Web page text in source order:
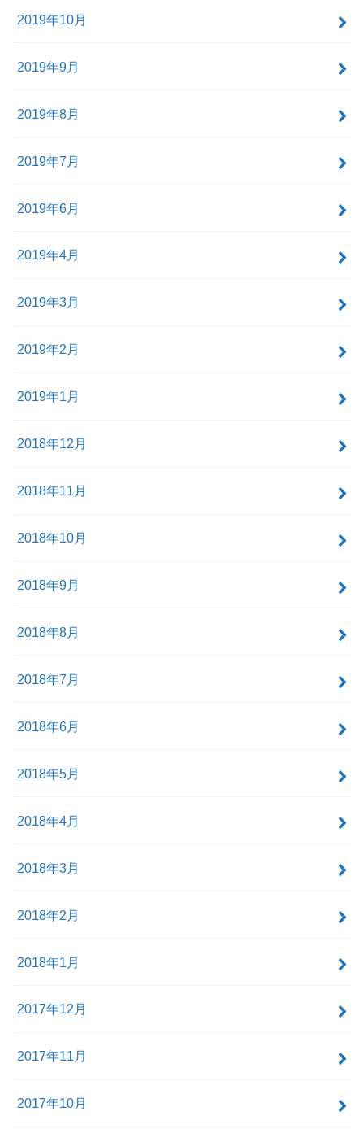
2019年10月
2019年9月
2019年8月
2019年7月
2019年6月
2019年4月
2019年3月
2019年2月
2019年1月
2018年12月
2018年11月
2018年10月
2018年9月
2018年8月
2018年7月
2018年6月
2018年5月
2018年4月
2018年3月
2018年2月
2018年1月
2017年12月
2017年11月
2017年10月